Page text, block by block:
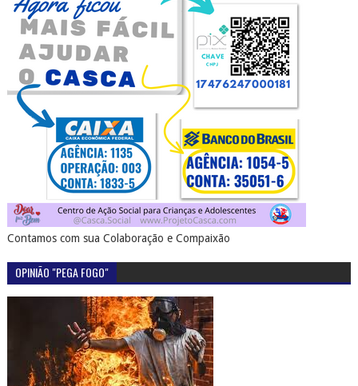
Contamos com sua Colaboração e Compaixão
OPINIÃO "PEGA FOGO"